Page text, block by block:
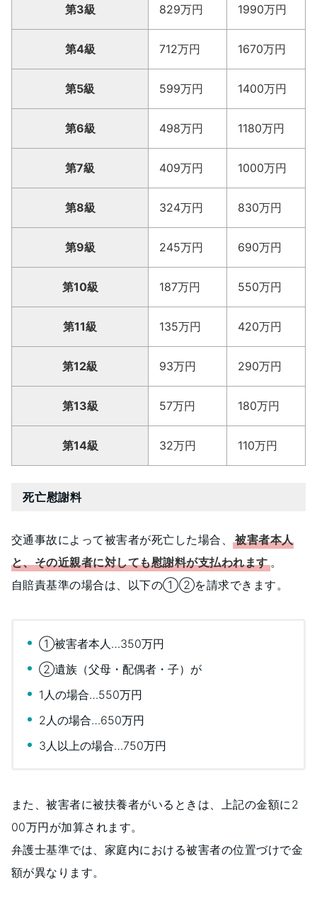
第3級 829万円 1990万円
第4級 712万円 1670万円
第5級 599万円 1400万円
第6級 498万円 1180万円
第7級 409万円 1000万円
第8級 324万円 830万円
第9級 245万円 690万円
第10級 187万円 550万円
第11級 135万円 420万円
第12級 93万円 290万円
第13級 57万円 180万円
第14級 32万円 110万円
死亡慰謝料
交通事故によって被害者が死亡した場合、被害者本人
と、その近親者に対しても慰謝料が支払われます。
自賠責基準の場合は、以下の①②を請求できます。
①被害者本人…350万円
②遺族（父母・配偶者・子）が
1人の場合…550万円
2人の場合…650万円
3人以上の場合…750万円
また、被害者に被扶養者がいるときは、上記の金額に2
00万円が加算されます。
弁護士基準では、家庭内における被害者の位置づけで金
額が異なります。